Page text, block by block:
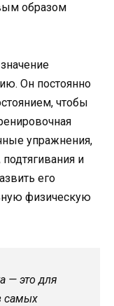
образом
Он постоянно
чтобы
упражнения,
и
его
физическую
— это для
самых